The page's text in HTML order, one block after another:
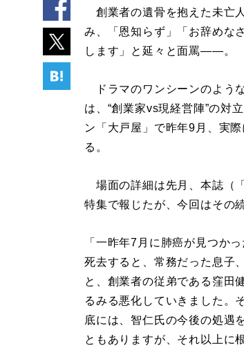
創業者の遺骨を抱えた未亡
み、「恩知らず」「お辞めな
します」と延々と面罵――。
ドラマのワンシーンのよう
は、“創業家vs現経営陣”の対
ン「大戸屋」で昨年9月、実
る。
場面の詳細は先月、本誌（
特集で報じたが、今回はその
「一昨年7月に肺癌が見つか
死去すると、常務だった息子
と、創業者の従弟である窪田
るみる悪化していきました。
底には、智仁氏の今後の処遇
ともありますが、それ以上に